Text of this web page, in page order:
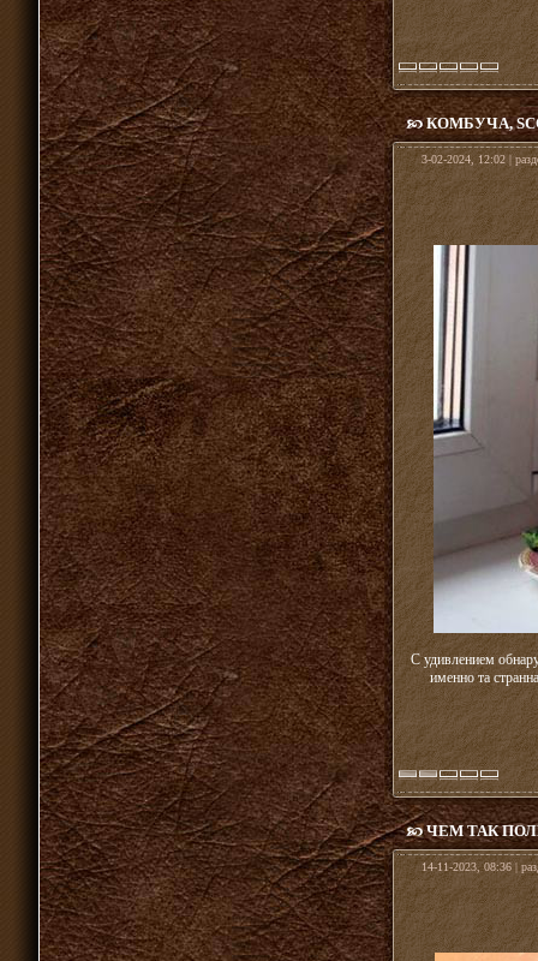
КОМБУЧА,
3-02-2024, 12:02 |
С удивлением
именно та
ЧЕМ ТАК
14-11-2023, 08:36 |